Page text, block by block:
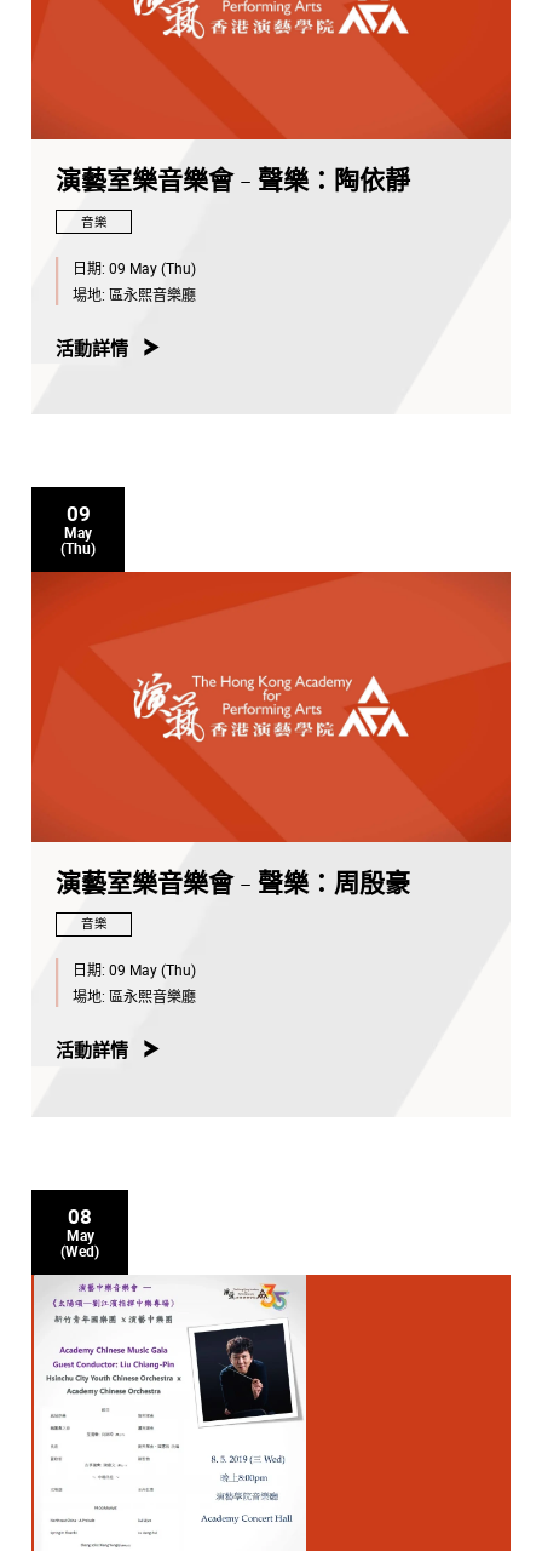
演藝室樂音樂會 - 聲樂：陶依靜
音樂
日期: 09 May (Thu)
場地: 區永熙音樂廳
活動詳情
09
May
(Thu)
演藝室樂音樂會 - 聲樂：周殷豪
音樂
日期: 09 May (Thu)
場地: 區永熙音樂廳
活動詳情
08
May
(Wed)